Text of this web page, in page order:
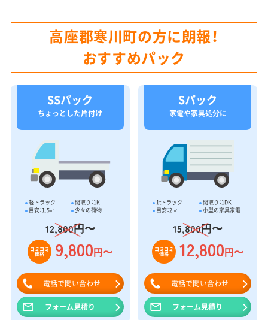
高座郡寒川町の方に朗報！
おすすめパック
SSパック
ちょっとした片付け
軽トラック
間取り：1K
目安：1.5㎥
少々の荷物
12,800円〜
コミコミ
価格 9,800円〜
電話で問い合わせ
フォーム見積り
Sパック
家電や家具処分に
1tトラック
間取り：1DK
目安：2㎥
小型の家具家電
15,800円〜
コミコミ
価格 12,800円〜
電話で問い合わせ
フォーム見積り